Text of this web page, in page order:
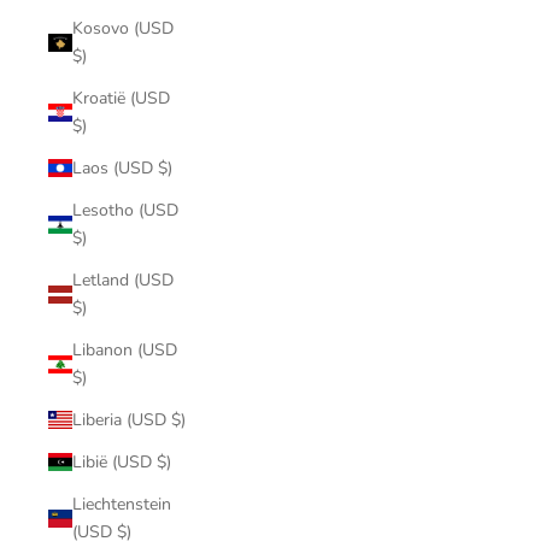
Kosovo (USD
$)
Kroatië (USD
$)
Laos (USD $)
Lesotho (USD
$)
Letland (USD
$)
Libanon (USD
$)
Liberia (USD $)
Libië (USD $)
Liechtenstein
(USD $)